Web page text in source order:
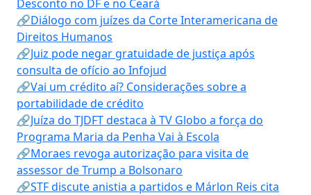
Desconto no DF e no Ceará
🔗Diálogo com juízes da Corte Interamericana de
Direitos Humanos
🔗Juiz pode negar gratuidade de justiça após
consulta de ofício ao Infojud
🔗Vai um crédito aí? Considerações sobre a
portabilidade de crédito
🔗Juíza do TJDFT destaca à TV Globo a força do
Programa Maria da Penha Vai à Escola
🔗Moraes revoga autorização para visita de
assessor de Trump a Bolsonaro
🔗STF discute anistia a partidos e Márlon Reis cita